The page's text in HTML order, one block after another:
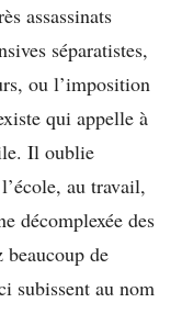
assassinats
séparatistes,
ou l’imposition
qui appelle à
Il oublie
au travail,
décomplexée des
beaucoup de
subissent au nom